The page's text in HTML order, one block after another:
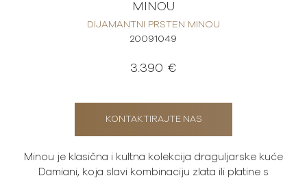
MINOU
DIJAMANTNI PRSTEN MINOU
20091049
3.390 €
KONTAKTIRAJTE NAS
Minou je klasična i kultna kolekcija draguljarske kuće
Damiani, koja slavi kombinaciju zlata ili platine s